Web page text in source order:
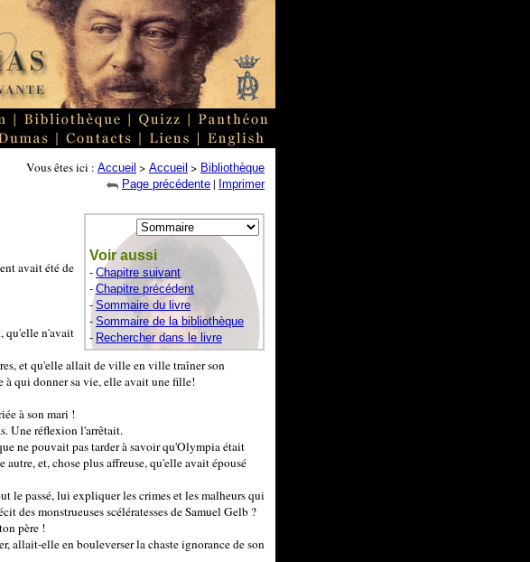
Vous êtes ici : Accueil > Accueil > Bibliothèque
Page précédente | Imprimer
Voir aussi
- Chapitre suivant
-Chapitre précédent
- Sommaire du livre
- Sommaire de la bibliothèque
- Rechercher dans le livre
avait été de
qu'elle n'avait
et qu'elle allait de ville en ville traîner son
à qui donner sa vie, elle avait une fille!
à son mari !
Une réflexion l'arrêtait.
ne pouvait pas tarder à savoir qu'Olympia était
et, chose plus affreuse, qu'elle avait épousé
le passé, lui expliquer les crimes et les malheurs qui
des monstrueuses scélératesses de Samuel Gelb ?
père !
allait-elle en bouleverser la chaste ignorance de son